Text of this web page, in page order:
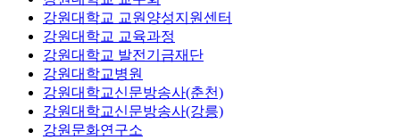
강원대학교 교원양성지원센터
강원대학교 교육과정
강원대학교 발전기금재단
강원대학교병원
강원대학교신문방송사(춘천)
강원대학교신문방송사(강릉)
강원문화연구소